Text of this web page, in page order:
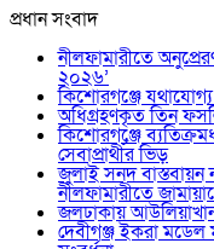
প্রধান সংবাদ
নীলফামারীতে
২০২৬’
কিশোরগঞ্জে
অধিগ্রহণকৃত তিন
কিশোরগঞ্জে
সেবাপ্রার্থীর ভিড়
জুলাই সনদ
নীলফামারীতে
জলঢাকায়
দেবীগঞ্জ ইকরা মডেল